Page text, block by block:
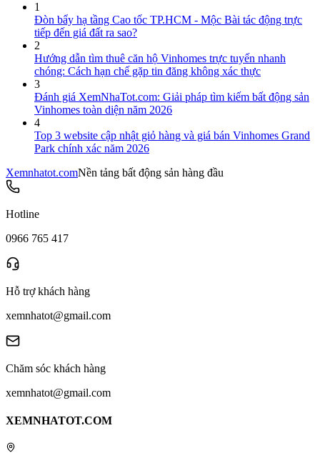
1
Đòn bẩy hạ tầng Cao tốc TP.HCM - Mộc Bài tác động trực
tiếp đến giá đất ra sao?
2
Hướng dẫn tìm thuê căn hộ Vinhomes trực tuyến nhanh
chóng: Cách hạn chế gặp tin đăng không xác thực
3
Đánh giá XemNhaTot.com: Giải pháp tìm kiếm bất động sản
Vinhomes toàn diện năm 2026
4
Top 3 website cập nhật giỏ hàng và giá bán Vinhomes Grand
Park chính xác năm 2026
Xemnhatot.comNền tảng bất động sản hàng đầu
Hotline
0966 765 417
Hỗ trợ khách hàng
xemnhatot@gmail.com
Chăm sóc khách hàng
xemnhatot@gmail.com
XEMNHATOT.COM